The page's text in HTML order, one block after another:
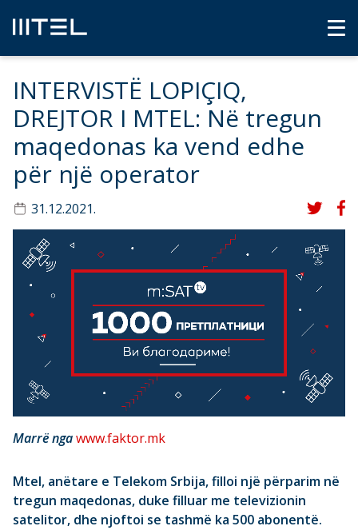
INTERVISTË LOPIÇIQ,
DREJTOR I MTEL: Në tregun
maqedonas ka vend edhe
për një operator
31.12.2021.
Marrë ngawww.faktor.mk
Mtel, anëtare e Telekom Srbija, filloi një përparim në
tregun maqedonas, duke filluar me televizionin
satelitor, dhe njoftoi se tashmë ka 500 abonentë.